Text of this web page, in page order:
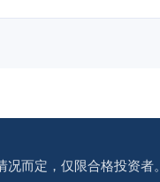
而定，仅限合格投资者。